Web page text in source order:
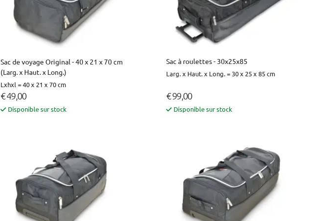
Sac de voyage Original - 40 x 21 x 70 cm
(Larg. x Haut. x Long.)
Lxhxl = 40 x 21 x 70 cm
€ 49,00
Disponible sur stock
Sac à roulettes - 30x25x85
Larg. x Haut. x Long. = 30 x 25 x 85 cm
€ 99,00
Disponible sur stock